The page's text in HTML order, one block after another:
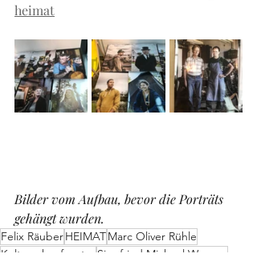
heimat
Bilder vom Aufbau, bevor die Porträts
gehängt wurden.
Felix RäuberHEIMATMarc Oliver Rühle
Kulturschaufenster
Siegfried Michael Wagner